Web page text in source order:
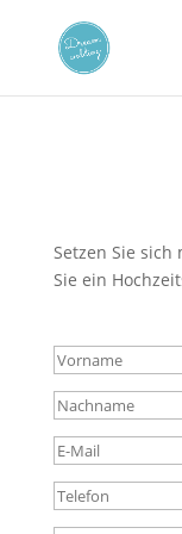
Setzen Sie
Sie ein
Bitte lasse